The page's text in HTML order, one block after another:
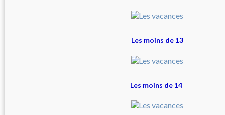
Les moins de 13
Les moins de 14